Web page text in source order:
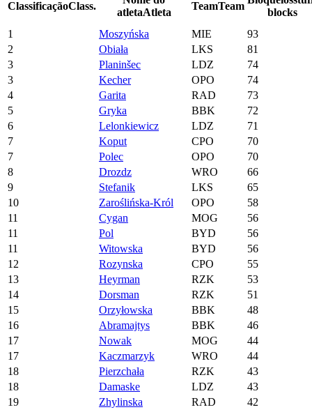
ClassificaçãoClass.
atletaAtleta
TeamTeam
blocks
1
Moszyńska MIE
93
2
Obiała LKS
81
3
Planinšec LDZ
74
3
Kecher OPO
74
4
Garita RAD
73
5
Gryka BBK
72
6
Lelonkiewicz LDZ
71
7
Koput CPO
70
7
Polec OPO
70
8
Drozdz WRO
66
9
Stefanik LKS
65
10
Zaroślińska-Król OPO
58
11
Cygan MOG
56
11
Pol BYD
56
11
Witowska BYD
56
12
Rozynska CPO
55
13
Heyrman RZK
53
14
Dorsman RZK
51
15
Orzyłowska BBK
48
16
Abramajtys BBK
46
17
Nowak MOG
44
17
Kaczmarzyk WRO
44
18
Pierzchała RZK
43
18
Damaske LDZ
43
19
Zhylinska RAD
42